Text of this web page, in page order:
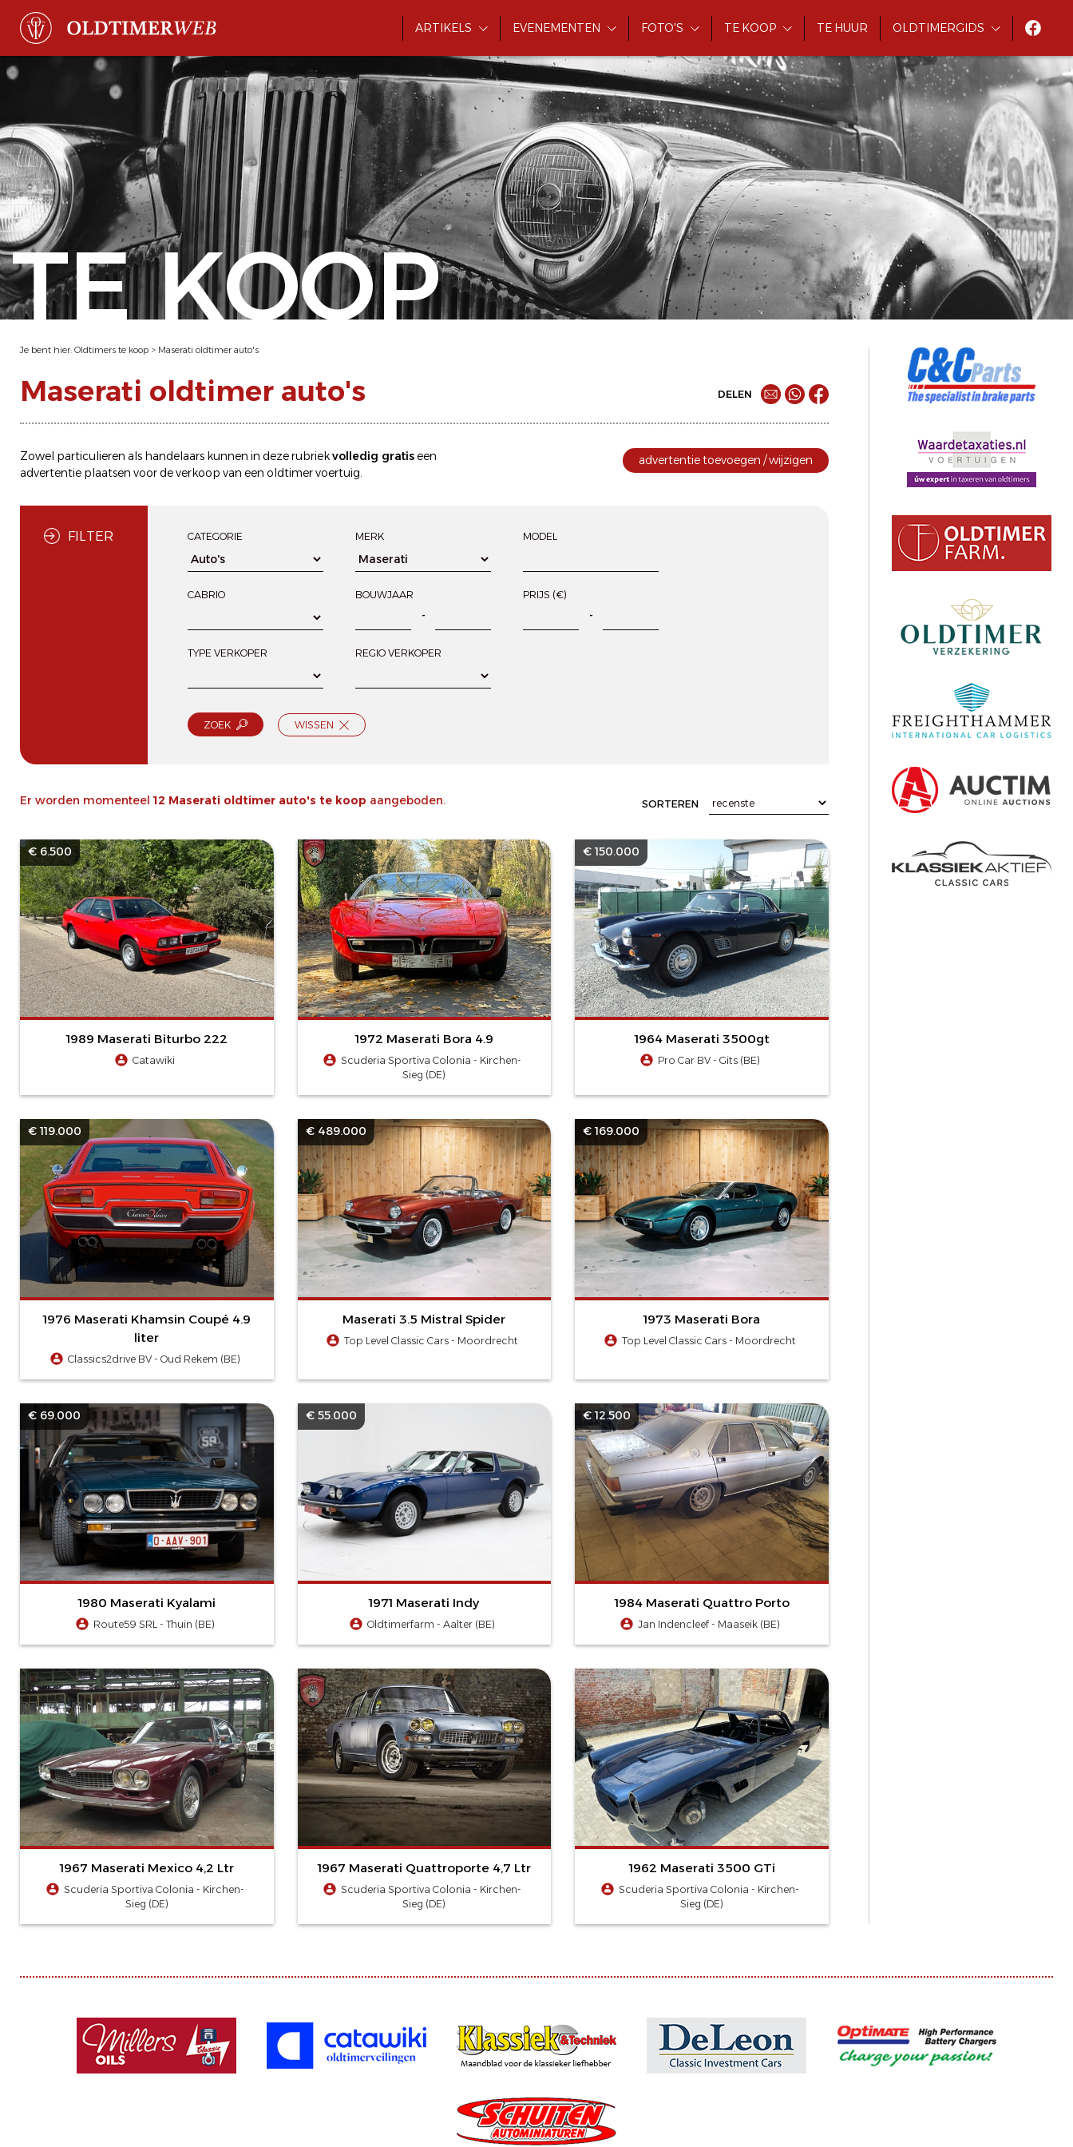
ARTIKELS EVENEMENTEN FOTO'S TE KOOP TE HUUR OLDTIMERGIDS
TE KOOP
Je bent hier: Oldtimers te koop > Maserati oldtimer auto's
Maserati oldtimer auto's DELEN
Zowel particulieren als handelaars kunnen in deze rubriekvolledig gratis een
advertentie plaatsen voor deverkoop van een oldtimer voertuig.
advertentie toevoegen / wijzigen
FILTER CATEGORIE MERK MODEL
CABRIO BOUWJAAR
-
PRIJS (€)
-
TYPE VERKOPER REGIO VERKOPER
ZOEK WISSEN
Er worden momenteel 12 Maserati oldtimer auto's te koop aangeboden. SORTEREN
€ 6.500
1989 Maserati Biturbo 222
Catawiki
1972 Maserati Bora 4.9
Scuderia Sportiva Colonia - Kirchen-
Sieg (DE)
€ 150.000
1964 Maserati 3500gt
Pro Car BV - Gits (BE)
€ 119.000
1976 Maserati Khamsin Coupé 4.9
liter
Classics2drive BV - Oud Rekem (BE)
€ 489.000
Maserati 3.5 Mistral Spider
Top Level Classic Cars - Moordrecht
€ 169.000
1973 Maserati Bora
Top Level Classic Cars - Moordrecht
€ 69.000
1980 Maserati Kyalami
Route59 SRL - Thuin (BE)
€ 55.000
1971 Maserati Indy
Oldtimerfarm - Aalter (BE)
€ 12.500
1984 Maserati Quattro Porto
Jan Indencleef - Maaseik (BE)
1967 Maserati Mexico 4,2 Ltr
Scuderia Sportiva Colonia - Kirchen-
Sieg (DE)
1967 Maserati Quattroporte 4,7 Ltr
Scuderia Sportiva Colonia - Kirchen-
Sieg (DE)
1962 Maserati 3500 GTi
Scuderia Sportiva Colonia - Kirchen-
Sieg (DE)